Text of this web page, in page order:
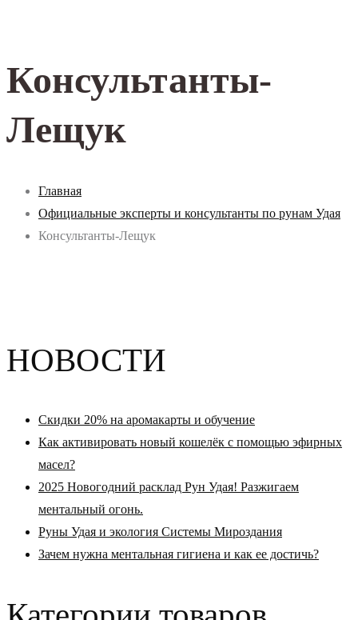
Консультанты-
Лещук
Главная
Официальные эксперты и консультанты по рунам Удая
Консультанты-Лещук
НОВОСТИ
Скидки 20% на аромакарты и обучение
Как активировать новый кошелёк с помощью эфирных
масел?
2025 Новогодний расклад Рун Удая! Разжигаем
ментальный огонь.
Руны Удая и экология Системы Мироздания
Зачем нужна ментальная гигиена и как ее достичь?